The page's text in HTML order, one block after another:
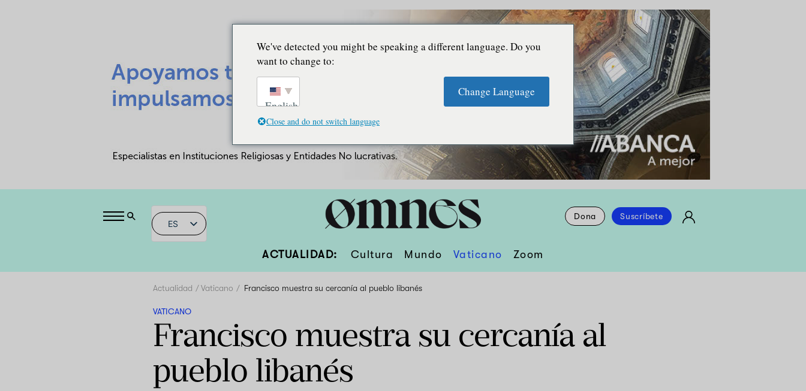
ES
Dona Suscríbete
ACTUALIDAD: Cultura Mundo Vaticano Zoom
Actualidad Vaticano Francisco muestra su cercanía al pueblo libanés
VATICANO
Francisco muestra su cercanía al
pueblo libanés
We've detected you might be speaking a different language. Do you
want to change to:
English
Change Language
Close and do not switch language